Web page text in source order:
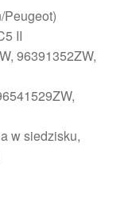
Peugeot)
II
96391352ZW,
w siedzisku,